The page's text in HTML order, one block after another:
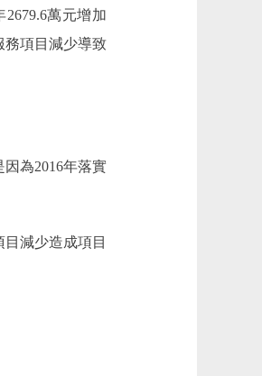
萬元增加
務項目減少導致
為2016年落實
減少造成項目